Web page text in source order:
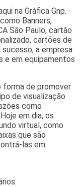
na Gráfica Gnp.
Banners,
São Paulo, cartão
cartões de
a empresa
e em equipamentos
forma de promover
de visualização
como
em dia, os
virtual, como
que são
las em: